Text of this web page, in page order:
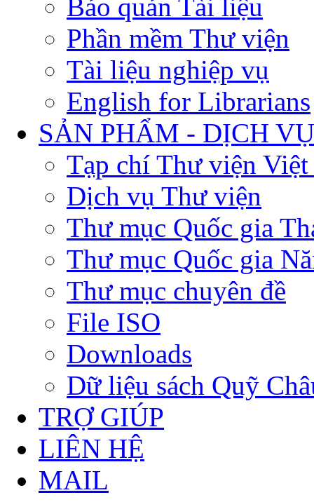
Bảo quản Tài liệu
Phần mềm Thư viện
Tài liệu nghiệp vụ
English for Librarians
SẢN PHẨM - DỊCH VỤ
Tạp chí Thư viện Việt
Dịch vụ Thư viện
Thư mục Quốc gia
Thư mục Quốc gia
Thư mục chuyên đề
File ISO
Downloads
Dữ liệu sách Quỹ
TRỢ GIÚP
LIÊN HỆ
MAIL